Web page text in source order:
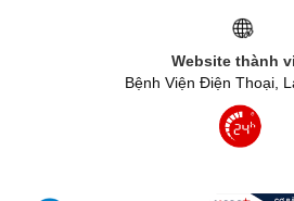
Website thành
Bệnh Viện Điện Thoại,